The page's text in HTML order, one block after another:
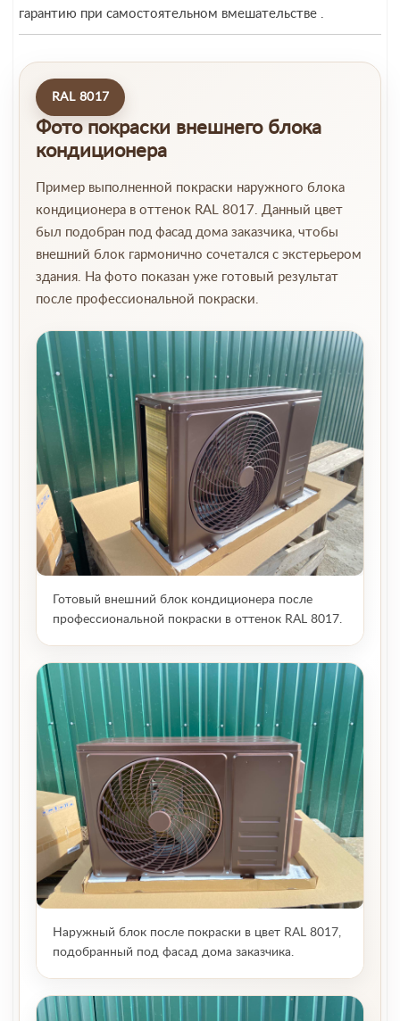
гарантию при самостоятельном вмешательстве .
RAL 8017
Фото покраски внешнего блока
кондиционера
Пример выполненной покраски наружного блока
кондиционера в оттенок RAL 8017. Данный цвет
был подобран под фасад дома заказчика, чтобы
внешний блок гармонично сочетался с экстерьером
здания. На фото показан уже готовый результат
после профессиональной покраски.
Готовый внешний блок кондиционера после
профессиональной покраски в оттенок RAL 8017.
Наружный блок после покраски в цвет RAL 8017,
подобранный под фасад дома заказчика.